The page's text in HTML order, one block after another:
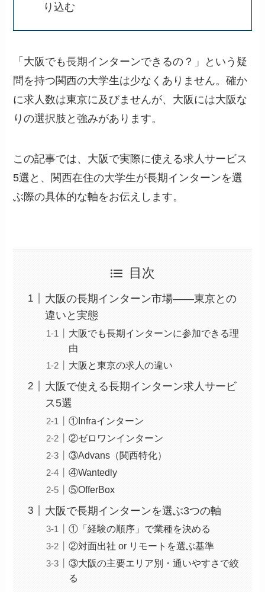
り込む
「大阪でも長期インターンできるの？」という疑
問を持つ関西の大学生は少なくありません。確か
に求人数は東京に及びませんが、大阪には大阪な
りの選択肢と強みがあります。
この記事では、大阪で実際に使える求人サービス
5選と、関西在住の大学生が長期インターンを選
ぶ際の具体的な軸をお伝えします。
目次
大阪の長期インターン市場——東京との
違いと実態
大阪でも長期インターンに参加できる理
由
大阪と東京の求人の違い
大阪で使える長期インターン求人サービ
ス5選
①Infraインターン
②ゼロワンインターン
③Advans（関西特化）
④Wantedly
⑤OfferBox
大阪で長期インターンを選ぶ3つの軸
①「経験の順序」で業種を決める
②対面出社 or リモートを選ぶ基準
③大阪の主要エリア別・通いやすさで絞
る